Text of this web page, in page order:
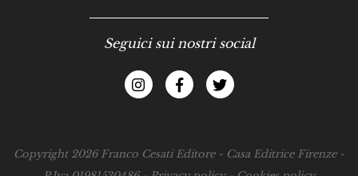
Seguici sui nostri social
Copyright 2026 Franco Cesati Editore - Casa Editrice Firenze -